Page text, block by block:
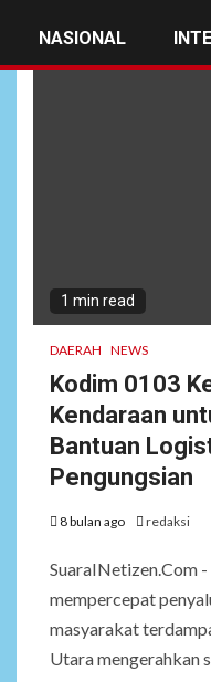
NASIONAL
1 min read
DAERAH NEWS
Kodim 0103
Kendaraan
Bantuan
Pengungsian
8 bulan ago redaksi
SuaraINetizen.Com
mempercepat
masyarakat
Utara mengerahkan